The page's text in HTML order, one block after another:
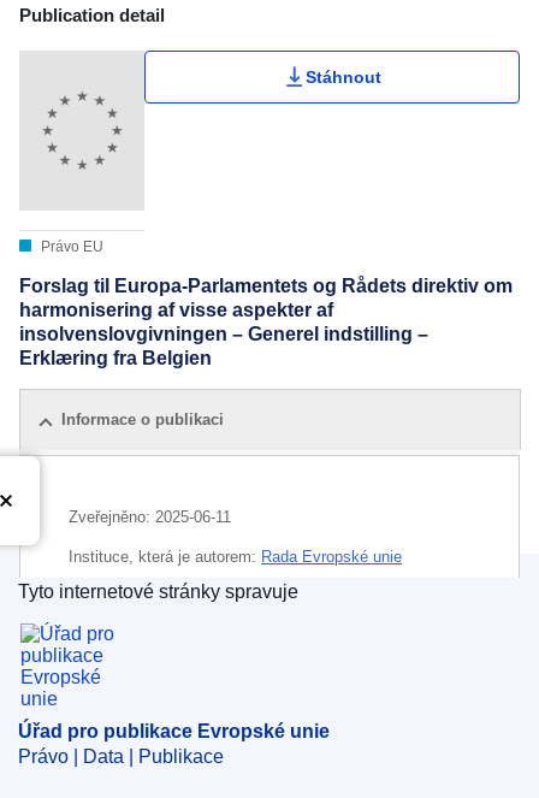
Publication Detail Actions Portlet
Publication detail
Právo EU
Stáhnout
Forslag til Europa-Parlamentets og Rådets direktiv om
harmonisering af visse aspekter af
insolvenslovgivningen – Generel indstilling –
Erklæring fra Belgien
Informace o publikaci
Zveřejněno: 2025-06-11
Instituce, která je autorem: Rada Evropské unie
IMMC : ST 9257 2025 ADD 5
Úřad pro publikace Evropské unie
Tyto internetové stránky spravuje
Úřad pro publikace Evropské unie
Právo | Data | Publikace